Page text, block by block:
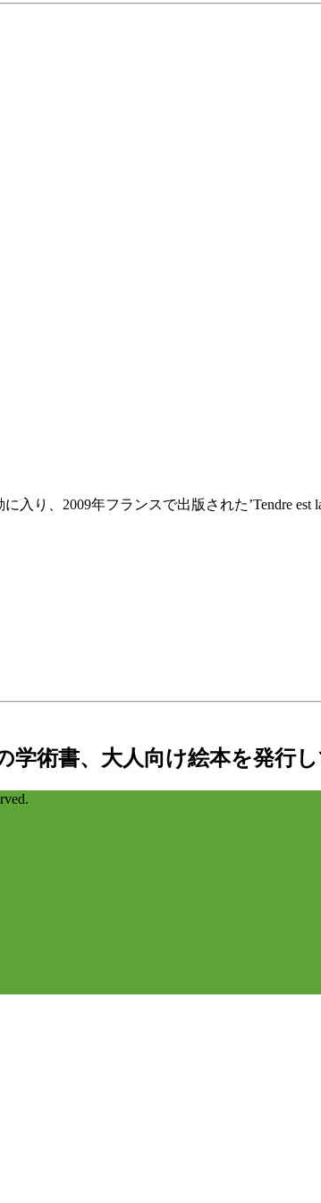
り、2009年フランスで出版された’Tendre est
学術書、大人向け絵本を発行